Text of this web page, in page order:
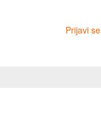
Prijavi se